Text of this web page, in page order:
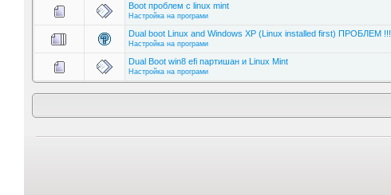
Boot проблем с linux mint
Настройка на програми
Dual boot Linux and Windows XP (Linux installed first) ПРОБЛЕМ !!!
Настройка на програми
Dual Boot win8 efi партишан и Linux Mint
Настройка на програми